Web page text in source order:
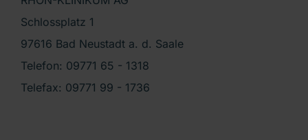
Schlossplatz 1
97616 Bad Neustadt a. d. Saale
Telefon: 09771 65 - 1318
Telefax: 09771 99 - 1736